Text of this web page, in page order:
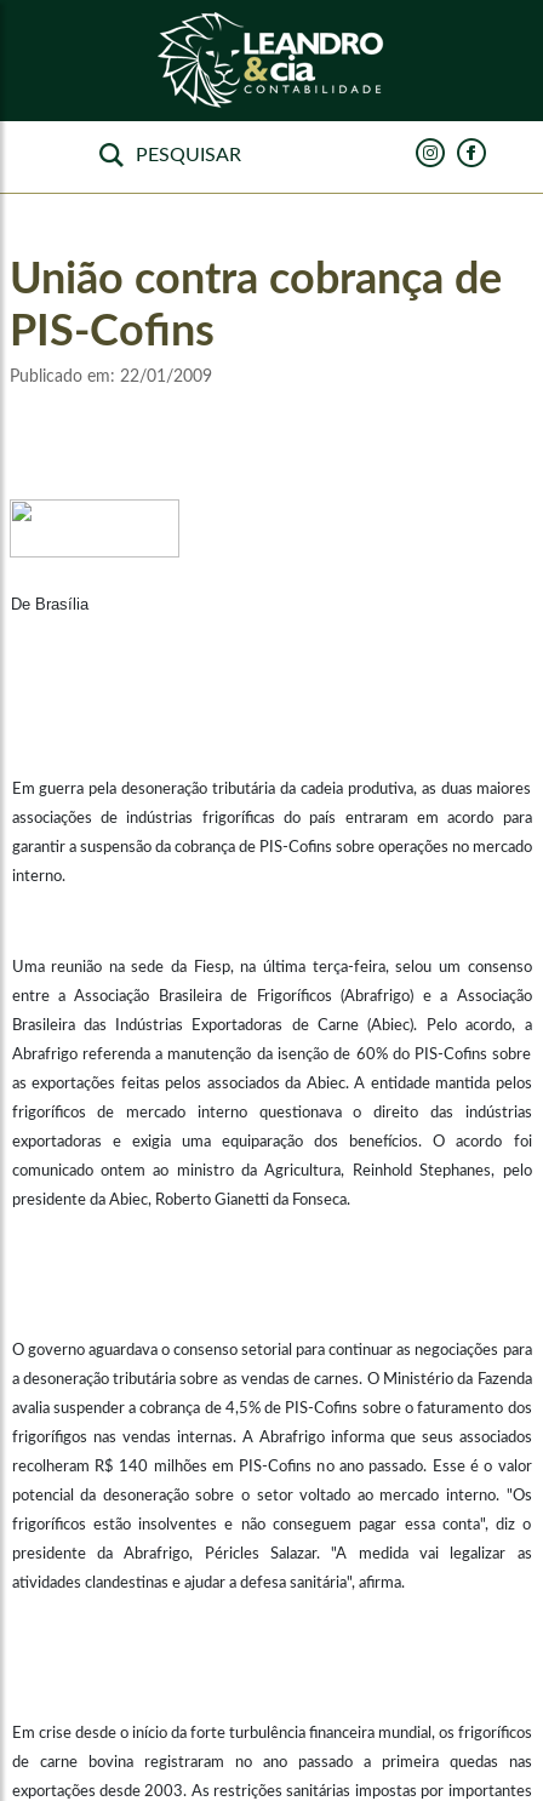
União contra cobrança de
PIS-Cofins
Publicado em: 22/01/2009
De Brasília
Em guerra pela desoneração tributária da cadeia produtiva, as duas maiores
associações de indústrias frigoríficas do país entraram em acordo para
garantir a suspensão da cobrança de PIS-Cofins sobre operações no mercado
interno.
Uma reunião na sede da Fiesp, na última terça-feira, selou um consenso
entre a Associação Brasileira de Frigoríficos (Abrafrigo) e a Associação
Brasileira das Indústrias Exportadoras de Carne (Abiec). Pelo acordo, a
Abrafrigo referenda a manutenção da isenção de 60% do PIS-Cofins sobre
as exportações feitas pelos associados da Abiec. A entidade mantida pelos
frigoríficos de mercado interno questionava o direito das indústrias
exportadoras e exigia uma equiparação dos benefícios. O acordo foi
comunicado ontem ao ministro da Agricultura, Reinhold Stephanes, pelo
presidente da Abiec, Roberto Gianetti da Fonseca.
O governo aguardava o consenso setorial para continuar as negociações para
a desoneração tributária sobre as vendas de carnes. O Ministério da Fazenda
avalia suspender a cobrança de 4,5% de PIS-Cofins sobre o faturamento dos
frigorífigos nas vendas internas. A Abrafrigo informa que seus associados
recolheram R$ 140 milhões em PIS-Cofins no ano passado. Esse é o valor
potencial da desoneração sobre o setor voltado ao mercado interno. "Os
frigoríficos estão insolventes e não conseguem pagar essa conta", diz o
presidente da Abrafrigo, Péricles Salazar. "A medida vai legalizar as
atividades clandestinas e ajudar a defesa sanitária", afirma.
Em crise desde o início da forte turbulência financeira mundial, os frigoríficos
de carne bovina registraram no ano passado a primeira quedas nas
exportações desde 2003. As restrições sanitárias impostas por importantes